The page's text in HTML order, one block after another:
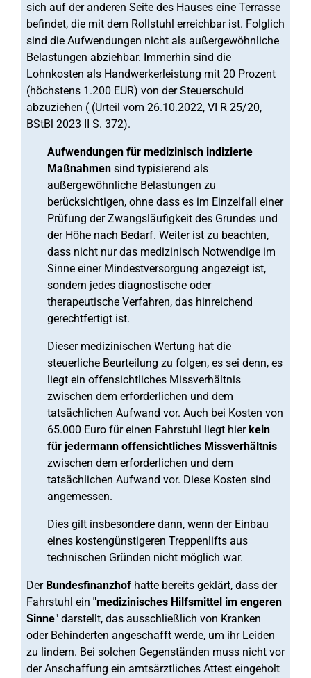
sich auf der anderen Seite des Hauses eine Terrasse
befindet, die mit dem Rollstuhl erreichbar ist. Folglich
sind die Aufwendungen nicht als außergewöhnliche
Belastungen abziehbar. Immerhin sind die
Lohnkosten als Handwerkerleistung mit 20 Prozent
(höchstens 1.200 EUR) von der Steuerschuld
abzuziehen ( (Urteil vom 26.10.2022, VI R 25/20,
BStBl 2023 II S. 372).
Aufwendungen für medizinisch indizierte
Maßnahmen sind typisierend als
außergewöhnliche Belastungen zu
berücksichtigen, ohne dass es im Einzelfall einer
Prüfung der Zwangsläufigkeit des Grundes und
der Höhe nach Bedarf. Weiter ist zu beachten,
dass nicht nur das medizinisch Notwendige im
Sinne einer Mindestversorgung angezeigt ist,
sondern jedes diagnostische oder
therapeutische Verfahren, das hinreichend
gerechtfertigt ist.
Dieser medizinischen Wertung hat die
steuerliche Beurteilung zu folgen, es sei denn, es
liegt ein offensichtliches Missverhältnis
zwischen dem erforderlichen und dem
tatsächlichen Aufwand vor. Auch bei Kosten von
65.000 Euro für einen Fahrstuhl liegt hierkein
für jedermann offensichtliches Missverhältnis
zwischen dem erforderlichen und dem
tatsächlichen Aufwand vor. Diese Kosten sind
angemessen.
Dies gilt insbesondere dann, wenn der Einbau
eines kostengünstigeren Treppenlifts aus
technischen Gründen nicht möglich war.
Der Bundesfinanzhof hatte bereits geklärt, dass der
Fahrstuhl ein "medizinisches Hilfsmittel im engeren
Sinne" darstellt, das ausschließlich von Kranken
oder Behinderten angeschafft werde, um ihr Leiden
zu lindern. Bei solchen Gegenständen muss nicht vor
der Anschaffung ein amtsärztliches Attest eingeholt